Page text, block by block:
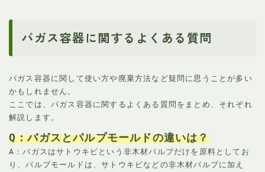
バガス容器に関するよくある質問
バガス容器に関して使い方や廃棄方法など疑問に思うことが多い
かもしれません。
ここでは、バガス容器に関するよくある質問をまとめ、それぞれ
解説します。
Q：バガスとパルプモールドの違いは？
A：バガスはサトウキビという非木材パルプだけを原料としてお
り、パルプモールドは、サトウキビなどの非木材パルプに加え